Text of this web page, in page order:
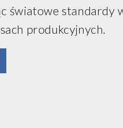
światowe standardy
produkcyjnych.